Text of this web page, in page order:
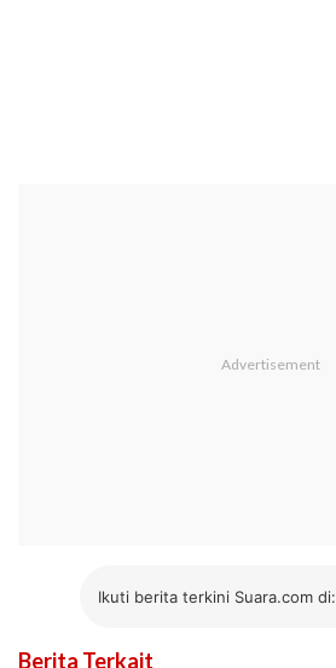
Ikuti berita terkini Suara.com di:
Berita Terkait